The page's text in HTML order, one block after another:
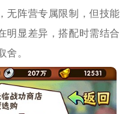
无阵营专属限制，但技能
明显差异，搭配时需结合
舍。